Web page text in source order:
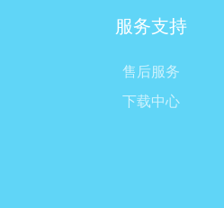
服务支持
售后服务
下载中心